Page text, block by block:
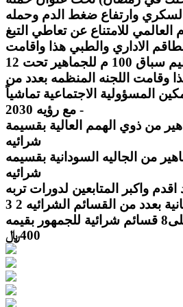
وارتفاع ضغط الدم وحمله
العالمي للامتناع عن تعاطي التبغ
الاداري والطبي هذا واقامت
اللجنه المنظمة بتنظيم سباق 100 م للجماهير تحت 12
وقامت اللجنه المنظمه بعدد من
المسؤولية الاجتماعية تماشياً
مع رؤيه 2030 -
من ذوي الهمم العالية بقسيمة
شرائيه
من الجاليه السودانية بقسيمه
شرائيه
اقدم واكبر المتابعين لدورات تربه
بعدد من القسائم الشرائيه 2 3
رابعاً: السحب على8 قسائم شرائية للجمهور بقيمه
400﷼